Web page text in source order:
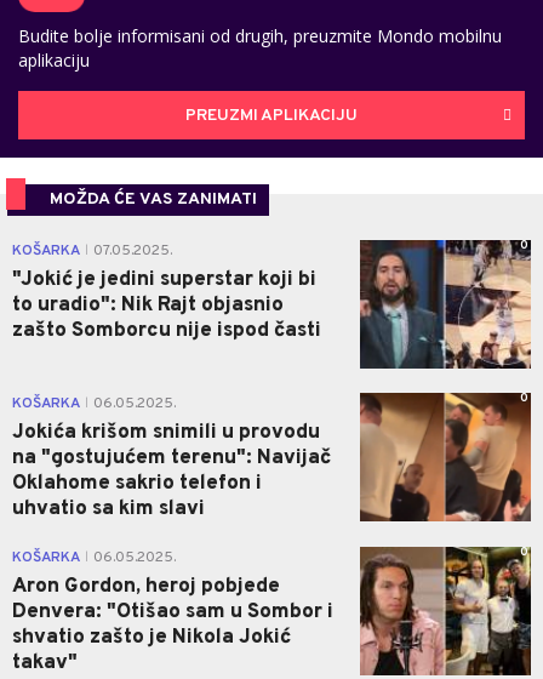
Budite bolje informisani od drugih, preuzmite Mondo mobilnu
aplikaciju
PREUZMI APLIKACIJU
MOŽDA ĆE VAS ZANIMATI
KOŠARKA 07.05.2025.
"Jokić je jedini superstar koji bi
to uradio": Nik Rajt objasnio
zašto Somborcu nije ispod časti
0
KOŠARKA 06.05.2025.
Jokića krišom snimili u provodu
na "gostujućem terenu": Navijač
Oklahome sakrio telefon i
uhvatio sa kim slavi
0
KOŠARKA 06.05.2025.
Aron Gordon, heroj pobjede
Denvera: "Otišao sam u Sombor i
shvatio zašto je Nikola Jokić
takav"
0